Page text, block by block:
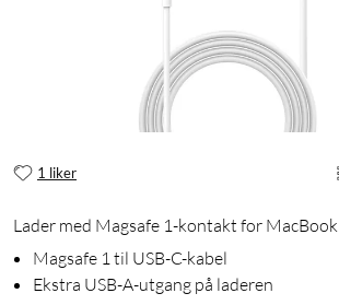
1 liker
Lader med Magsafe 1-kontakt for MacBook
Magsafe 1 til USB-C-kabel
Ekstra USB-A-utgang på laderen